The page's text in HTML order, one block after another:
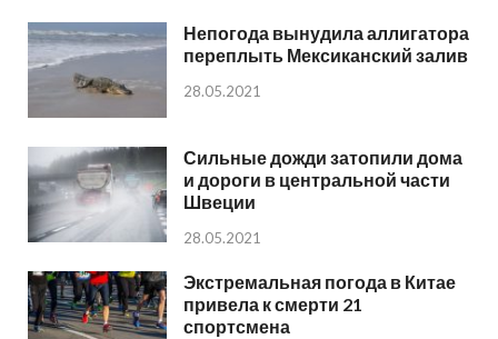
Непогода вынудила аллигатора
переплыть Мексиканский залив
28.05.2021
Сильные дожди затопили дома
и дороги в центральной части
Швеции
28.05.2021
Экстремальная погода в Китае
привела к смерти 21
спортсмена